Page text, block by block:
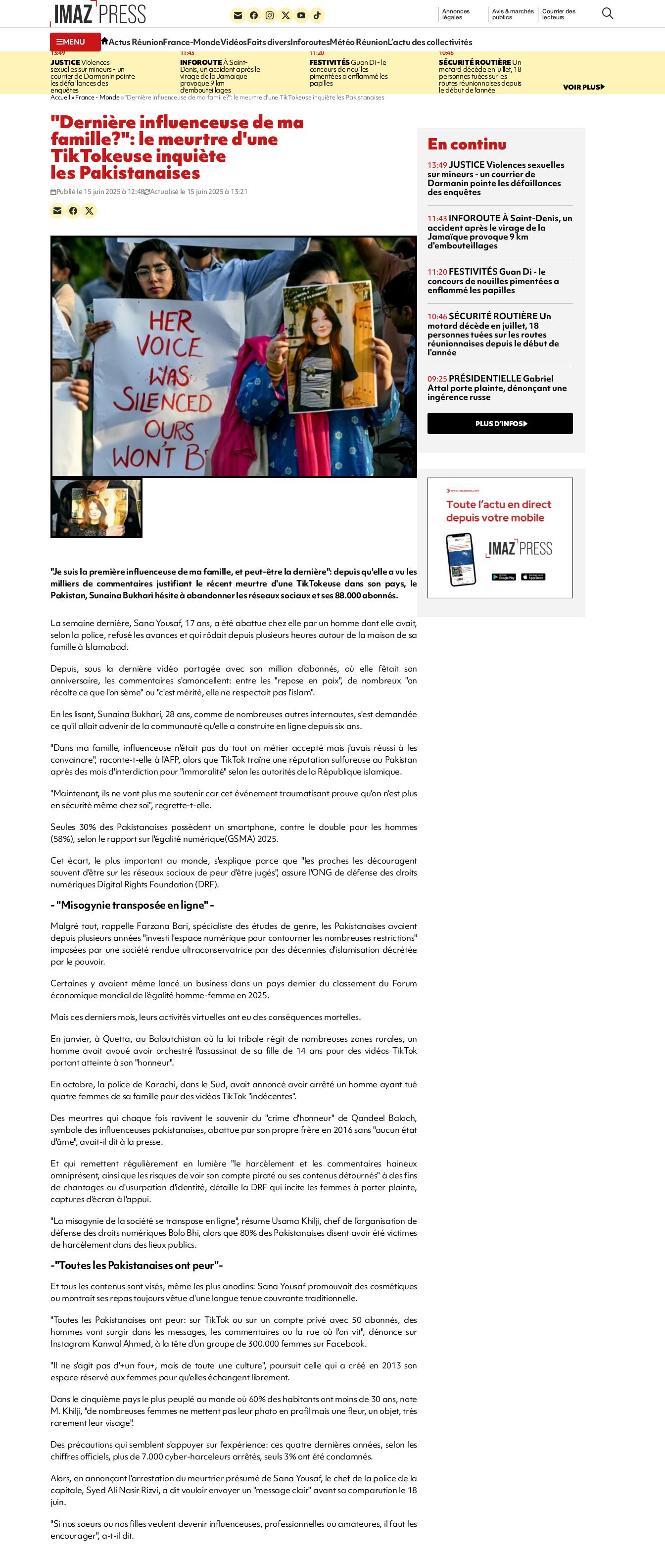
Annonces
légales
Avis & marchés
publics
Courrier des
lecteurs
MENU Actus RéunionFrance-MondeVidéosFaits diversInforoutesMétéo RéunionL’actu des collectivités
13:49
JUSTICEViolences
sexuelles sur mineurs - un
courrier de Darmanin pointe
les défaillances des
enquêtes
11:43
INFOROUTEÀ Saint-
Denis, un accident après le
virage de la Jamaïque
provoque 9 km
d'embouteillages
11:20
FESTIVITÉSGuan Di - le
concours de nouilles
pimentées a enflammé les
papilles
10:46
SÉCURITÉ ROUTIÈREUn
motard décède en juillet, 18
personnes tuées sur les
routes réunionnaises depuis
le début de l'année VOIR PLUS
Accueil France - Monde "Dernière influenceuse de ma famille?": le meurtre d'une TikTokeuse inquiète les Pakistanaises
"Dernière influenceuse de ma
famille?": le meurtre d'une
TikTokeuse inquiète
les Pakistanaises
Publié le 15 juin 2025 à 12:48 Actualisé le 15 juin 2025 à 13:21
"Je suis la première influenceuse de ma famille, et peut-être la dernière": depuis qu'elle a vu les
milliers de commentaires justifiant le récent meurtre d'une TikTokeuse dans son pays, le
Pakistan, Sunaina Bukhari hésite à abandonner les réseaux sociaux et ses 88.000 abonnés.
La semaine dernière, Sana Yousaf, 17 ans, a été abattue chez elle par un homme dont elle avait,
selon la police, refusé les avances et qui rôdait depuis plusieurs heures autour de la maison de sa
famille à Islamabad.
Depuis, sous la dernière vidéo partagée avec son million d'abonnés, où elle fêtait son
anniversaire, les commentaires s'amoncellent: entre les "repose en paix", de nombreux "on
récolte ce que l'on sème" ou "c'est mérité, elle ne respectait pas l'islam".
En les lisant, Sunaina Bukhari, 28 ans, comme de nombreuses autres internautes, s'est demandée
ce qu'il allait advenir de la communauté qu'elle a construite en ligne depuis six ans.
"Dans ma famille, influenceuse n'était pas du tout un métier accepté mais j'avais réussi à les
convaincre", raconte-t-elle à l'AFP, alors que TikTok traîne une réputation sulfureuse au Pakistan
après des mois d'interdiction pour "immoralité" selon les autorités de la République islamique.
"Maintenant, ils ne vont plus me soutenir car cet événement traumatisant prouve qu'on n'est plus
en sécurité même chez soi", regrette-t-elle.
Seules 30% des Pakistanaises possèdent un smartphone, contre le double pour les hommes
(58%), selon le rapport sur l'égalité numérique(GSMA) 2025.
Cet écart, le plus important au monde, s'explique parce que "les proches les découragent
souvent d'être sur les réseaux sociaux de peur d'être jugés", assure l'ONG de défense des droits
numériques Digital Rights Foundation (DRF).
- "Misogynie transposée en ligne" -
Malgré tout, rappelle Farzana Bari, spécialiste des études de genre, les Pakistanaises avaient
depuis plusieurs années "investi l'espace numérique pour contourner les nombreuses restrictions"
imposées par une société rendue ultraconservatrice par des décennies d'islamisation décrétée
par le pouvoir.
Certaines y avaient même lancé un business dans un pays dernier du classement du Forum
économique mondial de l'égalité homme-femme en 2025.
Mais ces derniers mois, leurs activités virtuelles ont eu des conséquences mortelles.
En janvier, à Quetta, au Baloutchistan où la loi tribale régit de nombreuses zones rurales, un
homme avait avoué avoir orchestré l'assassinat de sa fille de 14 ans pour des vidéos TikTok
portant atteinte à son "honneur".
En octobre, la police de Karachi, dans le Sud, avait annoncé avoir arrêté un homme ayant tué
quatre femmes de sa famille pour des vidéos TikTok "indécentes".
Des meurtres qui chaque fois ravivent le souvenir du "crime d'honneur" de Qandeel Baloch,
symbole des influenceuses pakistanaises, abattue par son propre frère en 2016 sans "aucun état
d'âme", avait-il dit à la presse.
Et qui remettent régulièrement en lumière "le harcèlement et les commentaires haineux
omniprésent, ainsi que les risques de voir son compte piraté ou ses contenus détournés" à des fins
de chantages ou d'usurpation d'identité, détaille la DRF qui incite les femmes à porter plainte,
captures d'écran à l'appui.
"La misogynie de la société se transpose en ligne", résume Usama Khilji, chef de l'organisation de
défense des droits numériques Bolo Bhi, alors que 80% des Pakistanaises disent avoir été victimes
de harcèlement dans des lieux publics.
-"Toutes les Pakistanaises ont peur"-
Et tous les contenus sont visés, même les plus anodins: Sana Yousaf promouvait des cosmétiques
ou montrait ses repas toujours vêtue d'une longue tenue couvrante traditionnelle.
"Toutes les Pakistanaises ont peur: sur TikTok ou sur un compte privé avec 50 abonnés, des
hommes vont surgir dans les messages, les commentaires ou la rue où l'on vit", dénonce sur
Instagram Kanwal Ahmed, à la tête d'un groupe de 300.000 femmes sur Facebook.
"Il ne s'agit pas d'+un fou+, mais de toute une culture", poursuit celle qui a créé en 2013 son
espace réservé aux femmes pour qu'elles échangent librement.
Dans le cinquième pays le plus peuplé au monde où 60% des habitants ont moins de 30 ans, note
M. Khilji, "de nombreuses femmes ne mettent pas leur photo en profil mais une fleur, un objet, très
rarement leur visage".
Des précautions qui semblent s'appuyer sur l'expérience: ces quatre dernières années, selon les
chiffres officiels, plus de 7.000 cyber-harceleurs arrêtés, seuls 3% ont été condamnés.
Alors, en annonçant l'arrestation du meurtrier présumé de Sana Yousaf, le chef de la police de la
capitale, Syed Ali Nasir Rizvi, a dit vouloir envoyer un "message clair" avant sa comparution le 18
juin.
"Si nos soeurs ou nos filles veulent devenir influenceuses, professionnelles ou amateures, il faut les
encourager", a-t-il dit.
En continu
13:49 JUSTICEViolences sexuelles
sur mineurs - un courrier de
Darmanin pointe les défaillances
des enquêtes
11:43 INFOROUTEÀ Saint-Denis, un
accident après le virage de la
Jamaïque provoque 9 km
d'embouteillages
11:20 FESTIVITÉSGuan Di - le
concours de nouilles pimentées a
enflammé les papilles
10:46 SÉCURITÉ ROUTIÈRE Un
motard décède en juillet, 18
personnes tuées sur les routes
réunionnaises depuis le début de
l'année
09:25 PRÉSIDENTIELLEGabriel
Attal porte plainte, dénonçant une
ingérence russe
PLUS D’INFOS